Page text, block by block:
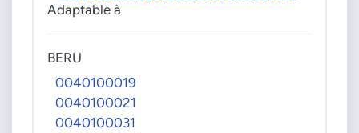
Adaptable à
BERU
0040100019
0040100021
0040100031